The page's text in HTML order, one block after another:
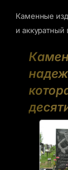
Каменные
и аккуратный